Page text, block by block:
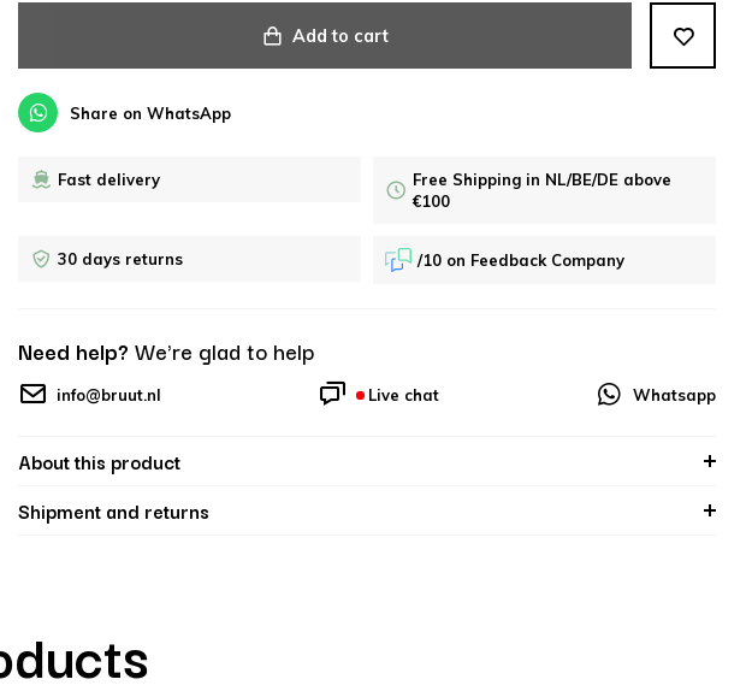
Add to cart
Share on WhatsApp
Fast delivery
Free Shipping in NL/BE/DE above
€100
30 days returns /10 on Feedback Company
Need help? We're glad to help
info@bruut.nl Live chat Whatsapp
About this product
Shipment and returns